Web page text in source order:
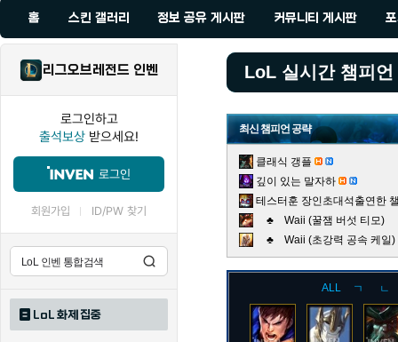
홈 스킨 갤러리 정보 공유 게시판 커뮤니티 게시판
리그오브레전드 인벤
로그인하고
출석보상 받으세요!
로그인
회원가입 ID/PW 찾기
LoL 화제 집중
LoL 실시간 챔피언
최신 챔피언 공략
클래식 갱플
깊이 있는 말자하
테스터훈 장인초대석출연한
♣ Waii (꿀잼 버섯 티모)
♣ Waii (초강력 공속 케
ALL ㄱ ㄴ